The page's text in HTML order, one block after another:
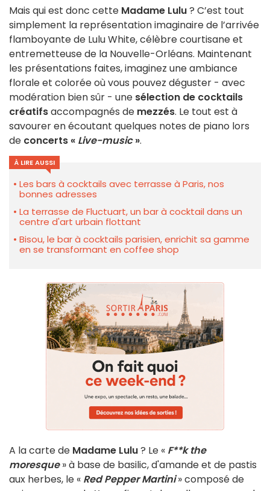
Mais qui est donc cette Madame Lulu? C’est tout
simplement la représentation imaginaire de l’arrivée
flamboyante de Lulu White, célèbre courtisane et
entremetteuse de la Nouvelle-Orléans. Maintenant
les présentations faites, imaginez une ambiance
florale et colorée où vous pouvez déguster - avec
modération bien sûr - une sélection de cocktails
créatifsaccompagnés de mezzés. Le tout est à
savourer en écoutant quelques notes de piano lors
de concerts « Live-music».
À LIRE AUSSI
Les bars à cocktails avec terrasse à Paris, nos
bonnes adresses
La terrasse de Fluctuart, un bar à cocktail dans un
centre d'art urbain flottant
Bisou, le bar à cocktails parisien, enrichit sa gamme
en se transformant en coffee shop
A la carte de Madame Lulu? Le « F**k the
moresque» à base de basilic, d'amande et de pastis
aux herbes, le « Red Pepper Martini» composé de